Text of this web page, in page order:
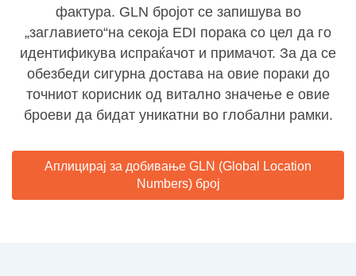
фактура. GLN бројот се запишува во
„заглавието“на секоја EDI порака со цел да го
идентификува испраќачот и примачот. За да се
обезбеди сигурна достава на овие пораки до
точниот корисник од витално значење е овие
броеви да бидат уникатни во глобални рамки.
Аплицирај за добивање GLN (Global Location
Numbers) број